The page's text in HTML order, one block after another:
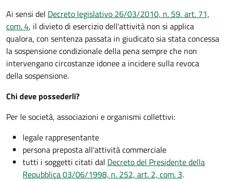
Ai sensi del Decreto legislativo 26/03/2010, n. 59, art. 71,
com. 4, il divieto di esercizio dell'attività non si applica
qualora, con sentenza passata in giudicato sia stata concessa
la sospensione condizionale della pena sempre che non
intervengano circostanze idonee a incidere sulla revoca
della sospensione.
Chi deve possederli?
Per le società, associazioni e organismi collettivi:
legale rappresentante
persona preposta all'attività commerciale
tutti i soggetti citati dal Decreto del Presidente della
Repubblica 03/06/1998, n. 252, art. 2, com. 3.